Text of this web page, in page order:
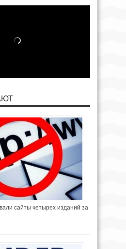
сайты четырех изданий за